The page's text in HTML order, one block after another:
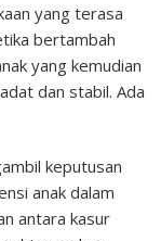
yang terasa
bertambah
yang kemudian
dan stabil. Ada
keputusan
anak dalam
antara kasur